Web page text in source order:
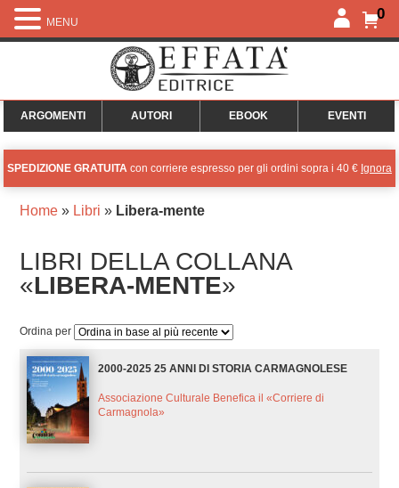
0
ARGOMENTI AUTORI EBOOK EVENTI
SPEDIZIONE GRATUITA con corriere espresso per gli ordini sopra i 40 € Ignora
Home» Libri » Libera-mente
LIBRI DELLA COLLANA
«LIBERA-MENTE»
Ordina per
2000-2025 25 ANNI DI STORIA CARMAGNOLESE
Associazione Culturale Benefica il «Corriere di
Carmagnola»
MENU